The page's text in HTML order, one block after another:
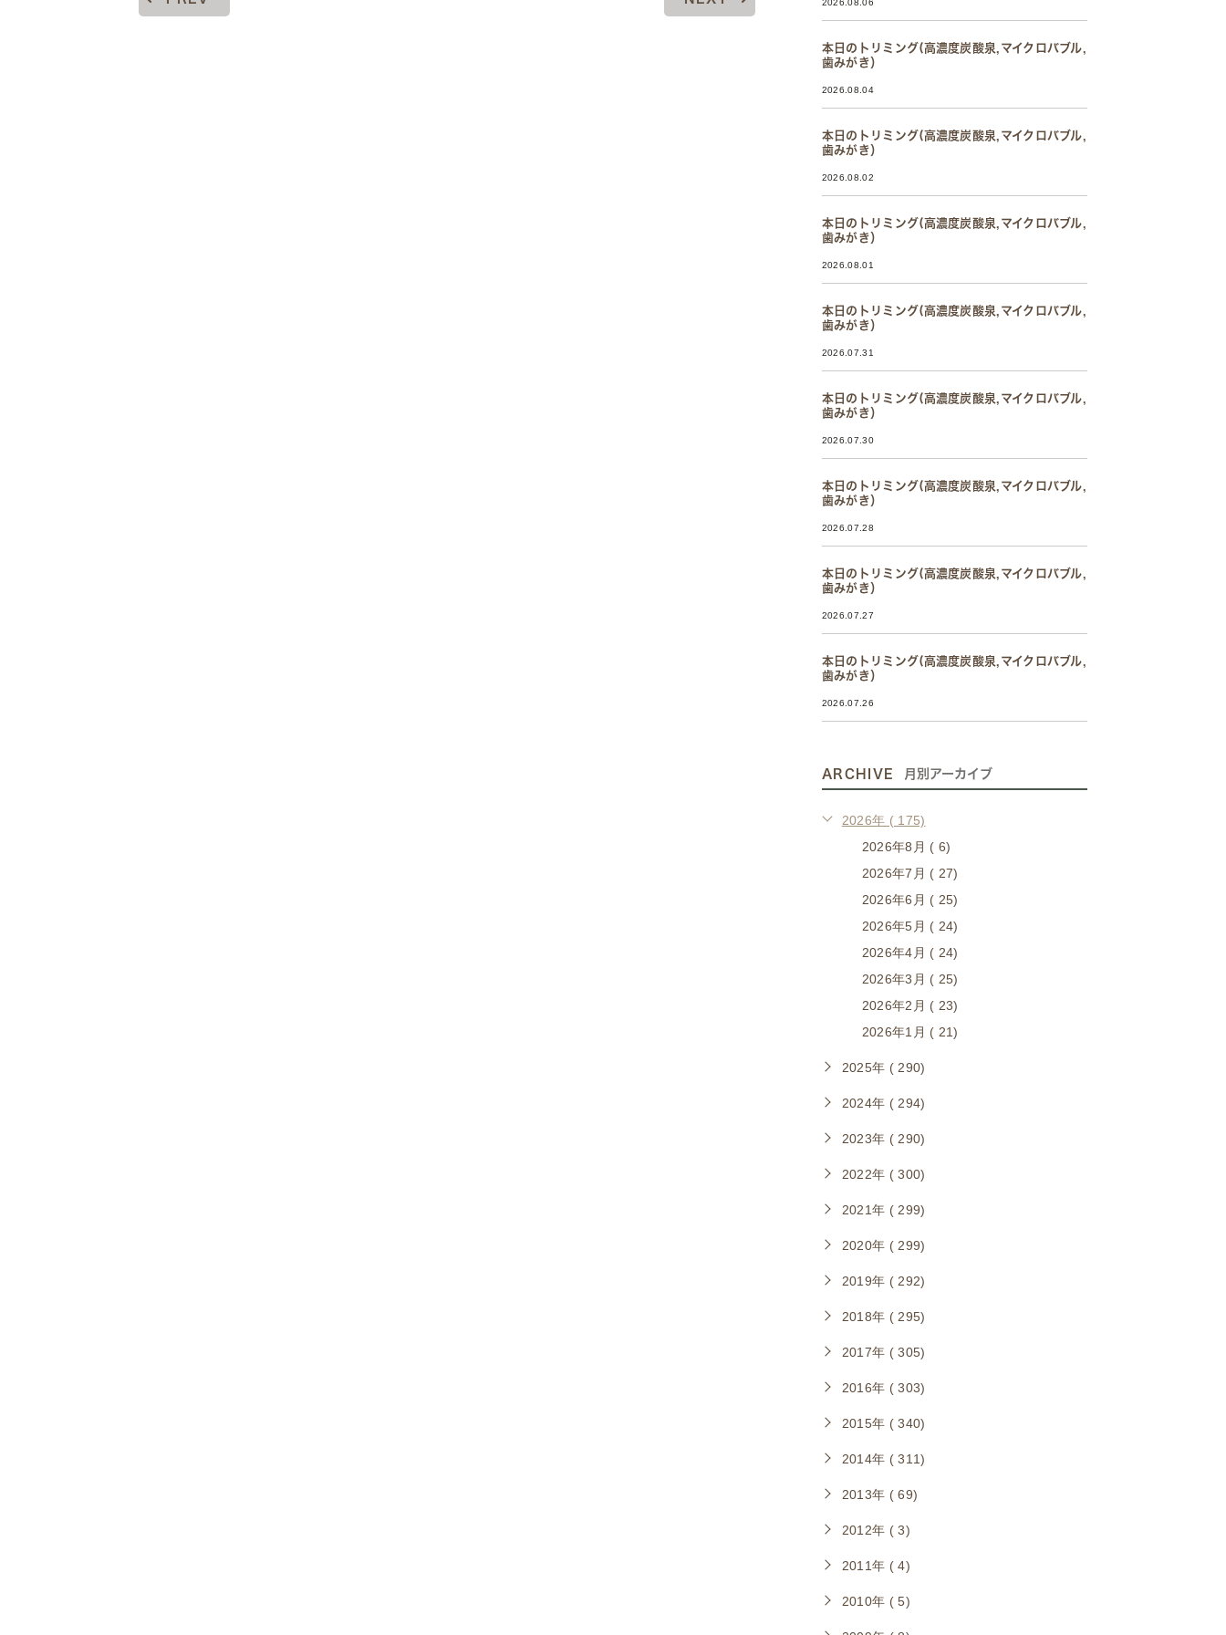
2026.08.06
本日のトリミング(高濃度炭酸泉,マイクロバブル,
歯みがき）
2026.08.04
本日のトリミング(高濃度炭酸泉,マイクロバブル,
歯みがき）
2026.08.02
本日のトリミング(高濃度炭酸泉,マイクロバブル,
歯みがき）
2026.08.01
本日のトリミング(高濃度炭酸泉,マイクロバブル,
歯みがき）
2026.07.31
本日のトリミング(高濃度炭酸泉,マイクロバブル,
歯みがき）
2026.07.30
本日のトリミング(高濃度炭酸泉,マイクロバブル,
歯みがき）
2026.07.28
本日のトリミング(高濃度炭酸泉,マイクロバブル,
歯みがき）
2026.07.27
本日のトリミング(高濃度炭酸泉,マイクロバブル,
歯みがき）
2026.07.26
ARCHIVE 月別アーカイブ
2026年 ( 175)
2026年8月 ( 6)
2026年7月 ( 27)
2026年6月 ( 25)
2026年5月 ( 24)
2026年4月 ( 24)
2026年3月 ( 25)
2026年2月 ( 23)
2026年1月 ( 21)
2025年 ( 290)
2024年 ( 294)
2023年 ( 290)
2022年 ( 300)
2021年 ( 299)
2020年 ( 299)
2019年 ( 292)
2018年 ( 295)
2017年 ( 305)
2016年 ( 303)
2015年 ( 340)
2014年 ( 311)
2013年 ( 69)
2012年 ( 3)
2011年 ( 4)
2010年 ( 5)